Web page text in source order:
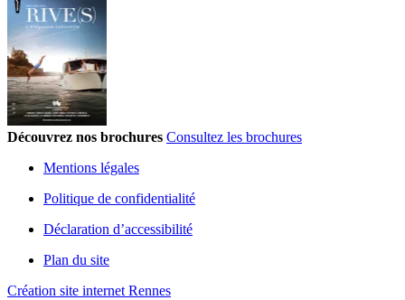
Découvrez nos brochures Consultez les brochures
Mentions légales
Politique de confidentialité
Déclaration d’accessibilité
Plan du site
Création site internet Rennes